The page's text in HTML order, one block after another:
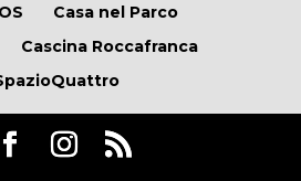
Casa nel Parco
Cascina Roccafranca